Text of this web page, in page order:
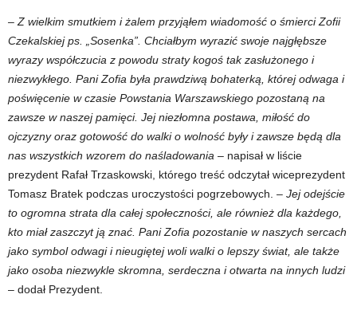
– Z wielkim smutkiem i żalem przyjąłem wiadomość o śmierci Zofii
Czekalskiej ps. „Sosenka”. Chciałbym wyrazić swoje najgłębsze
wyrazy współczucia z powodu straty kogoś tak zasłużonego i
niezwykłego. Pani Zofia była prawdziwą bohaterką, której odwaga i
poświęcenie w czasie Powstania Warszawskiego pozostaną na
zawsze w naszej pamięci. Jej niezłomna postawa, miłość do
ojczyzny oraz gotowość do walki o wolność były i zawsze będą dla
nas wszystkich wzorem do naśladowania – napisał w liście
prezydent Rafał Trzaskowski, którego treść odczytał wiceprezydent
Tomasz Bratek podczas uroczystości pogrzebowych. – Jej odejście
to ogromna strata dla całej społeczności, ale również dla każdego,
kto miał zaszczyt ją znać. Pani Zofia pozostanie w naszych sercach
jako symbol odwagi i nieugiętej woli walki o lepszy świat, ale także
jako osoba niezwykle skromna, serdeczna i otwarta na innych ludzi
– dodał Prezydent.